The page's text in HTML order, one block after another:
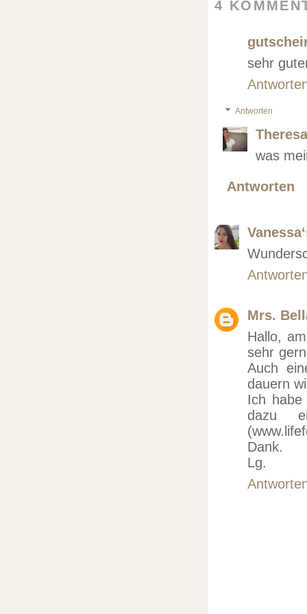
4
sehr
Antworten
Theresa
was
Antworten
Mrs.
Hallo,
sehr
Auch
dauern
Ich
dazu
Dank.
Lg.